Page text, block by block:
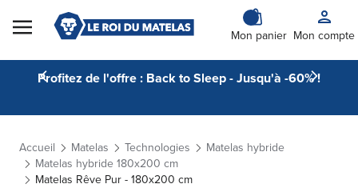
Skip to Content
Mon panier Mon compte
Profitez de l'offre : Back to Sleep - Jusqu'à -60% !
Accueil Matelas Technologies
Matelas hybride
Matelas hybride 180x200 cm
Matelas Rêve Pur - 180x200 cm